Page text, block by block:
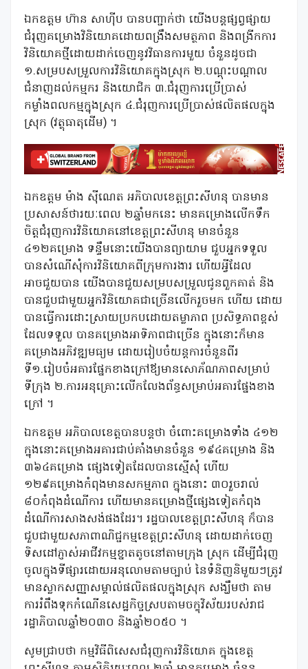
ឯកឧត្តម ហ៊ាន សាហ៊ីប បានបញ្ជាក់ថា យើងបន្តផ្សព្វផ្សាយ
ជំរុញគម្រោងវិនិយោគដោយពង្រឹងសមត្ថភាព និងពង្រីកការ
វិនិយោគថ្មីដោយដាក់ចេញនូវវិធានការមួយ ចំនួនដូចជា
១.សម្របសម្រួលការវិនិយោគក្នុងស្រុក ២.បណ្តុះបណ្តាល
ជំនាញដល់កម្មករ និងយោជិក ៣.ជំរុញការប្រើប្រាស់
កម្លាំងពលកម្មក្នុងស្រុក ៤.ជំរុញការប្រើប្រាស់ផលិតផលក្នុង
ស្រុក (វត្ថុធាតុដើម) ។
ឯកឧត្តម ម៉ាង ស៊ីណេត អភិបាលខេត្តព្រះសីហនុ បានមាន
ប្រសាសន៍ថារយៈពេល ២ឆ្នាំមកនេះ មានគម្រោងលើកទឹក
ចិត្តជំរុញការវិនិយោគនៅខេត្តព្រះសីហនុ មានចំនួន
៤១២គម្រោង ទន្ទឹមនោះយើងបានព្យាយាម ជួបអ្នកទទួល
បានសំណើសុំការវិនិយោគពីក្រុមការងារ ហើយអ្វីដែល
អាចជួយបាន យើងបានជួយសម្របសម្រួលជូនពួកគាត់ និង
បានជួបជាមួយអ្នកវិនិយោគជាច្រើនលើករួចមក ហើយ ដោយ
បានធ្វើការដោះស្រាយប្រកបដោយតម្លាភាព ប្រសិទ្ធភាពខ្ពស់
ដែលទទួល បានគម្រោងអាទិភាពជាច្រើន ក្នុងនោះក៏មាន
គម្រោងអភិវឌ្ឍមធ្យម ដោយរៀបចំយន្តការចំនួនពីរ
ទី១.រៀបចំអគារផ្នែកខាងក្រៅឪ្យមានសោភ័ណភាពសម្រាប់
ទីក្រុង ២.ការអនុគ្រោះលើកលែងព័ន្ធសម្រាប់អគារផ្នែងខាង
ក្រៅ ។
ឯកឧត្តម អភិបាលខេត្តបានបន្តថា ចំពោះគម្រោងទាំង ៤១២
ក្នុងនោះគម្រោងអគារជាប់គាំងមានចំនួន ១៩៤គម្រោង និង
៣៦៤គម្រោង ផ្សេងទៀតដែលបានស្មើសុំ ហើយ
១២៩គម្រោងកំពុងមានសកម្មភាព ក្នុងនោះ ៣០រួចរាល់
៨០កំពុងដំណើការ ហើយមានគម្រោងថ្មីផ្សេងទៀតកំពុង
ដំណើការសាងសង់ផងដែរ។ រដ្ឋបាលខេត្តព្រះសីហនុ ក៏បាន
ជួបជាមួយសភាពាណិជ្ជកម្មខេត្តព្រះសីហនុ ដោយដាក់ចេញ
ទិសដៅភ្ញាស់អាជីវកម្មខ្នាតតូចនៅតាមក្រុង ស្រុក ដើម្បីជំរុញ
ចូលក្នុងទីផ្សារដោយអនុលោមតាមច្បាប់ នៃទំនិញនិមួយៗត្រូវ
មានស្លាកសញ្ញាសម្គាល់ផលិតផលក្នុងស្រុក សង្ឃឹមថា តាម
ការរំពឹងទុកកំណើនសេដ្ឋកិច្ចស្របតាមចក្ខុវិស័យរបស់រាជ
រដ្ឋាភិបាលឆ្នាំ២០៣០ និងឆ្នាំ២០៥០ ។
សូមជ្រាបថា កម្មវិធីពិសេសជំរុញការវិនិយោគ ក្នុងខេត្ត